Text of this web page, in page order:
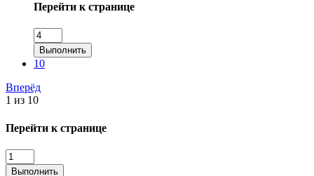
Перейти к странице
Выполнить
10
Вперёд
1 из 10
Перейти к странице
Выполнить